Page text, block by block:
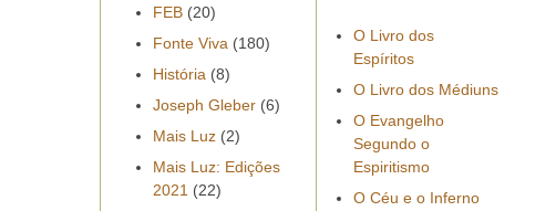
FEB (20)
Fonte Viva (180)
História (8)
Joseph Gleber (6)
Mais Luz (2)
Mais Luz: Edições
2021 (22)
O Livro dos
Espíritos
O Livro dos Médiuns
O Evangelho
Segundo o
Espiritismo
O Céu e o Inferno